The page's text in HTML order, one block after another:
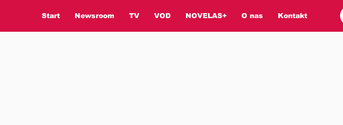
Start Newsroom TV VOD NOVELAS+ O nas Kontakt